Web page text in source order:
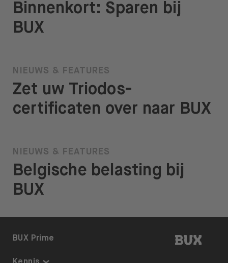
Binnenkort: Sparen bij
BUX
NIEUWS & FEATURES
Zet uw Triodos-
certificaten over naar BUX
NIEUWS & FEATURES
Belgische belasting bij
BUX
BUX |
BUX Prime